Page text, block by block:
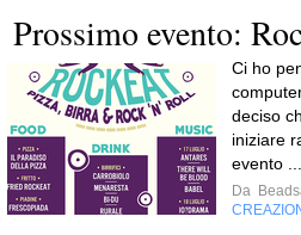
Prossimo evento:
Ci ho
deciso
iniziare
evento ...
Da